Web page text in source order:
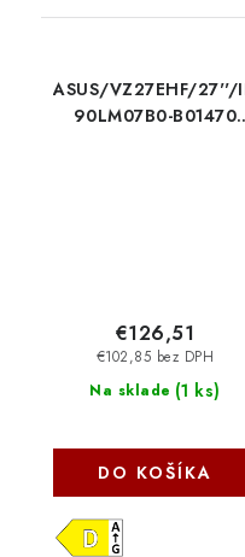
ASUS/VZ27EHF/27''/
90LM07B0-B01470
Na sklade (1 ks)
€102,85 bez DPH
€126,51
DO KOŠÍKA